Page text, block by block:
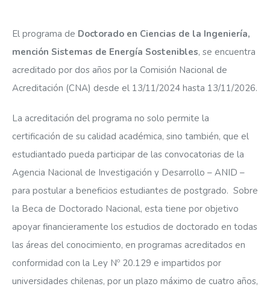
El programa de Doctorado en Ciencias de la Ingeniería,
mención Sistemas de Energía Sostenibles, se encuentra
acreditado por dos años por la Comisión Nacional de
Acreditación (CNA) desde el 13/11/2024 hasta 13/11/2026.
La acreditación del programa no solo permite la
certificación de su calidad académica, sino también, que el
estudiantado pueda participar de las convocatorias de la
Agencia Nacional de Investigación y Desarrollo – ANID –
para postular a beneficios estudiantes de postgrado. Sobre
la Beca de Doctorado Nacional, esta tiene por objetivo
apoyar financieramente los estudios de doctorado en todas
las áreas del conocimiento, en programas acreditados en
conformidad con la Ley Nº 20.129 e impartidos por
universidades chilenas, por un plazo máximo de cuatro años,